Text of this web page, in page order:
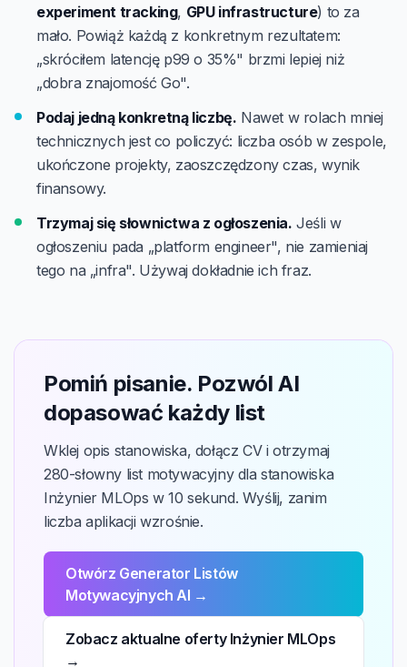
experiment tracking, GPU infrastructure) to za
mało. Powiąż każdą z konkretnym rezultatem:
„skróciłem latencję p99 o 35%" brzmi lepiej niż
„dobra znajomość Go".
Podaj jedną konkretną liczbę. Nawet w rolach mniej
technicznych jest co policzyć: liczba osób w zespole,
ukończone projekty, zaoszczędzony czas, wynik
finansowy.
Trzymaj się słownictwa z ogłoszenia. Jeśli w
ogłoszeniu pada „platform engineer", nie zamieniaj
tego na „infra". Używaj dokładnie ich fraz.
Pomiń pisanie. Pozwól AI
dopasować każdy list
Wklej opis stanowiska, dołącz CV i otrzymaj
280-słowny list motywacyjny dla stanowiska
Inżynier MLOps w 10 sekund. Wyślij, zanim
liczba aplikacji wzrośnie.
Otwórz Generator Listów
Motywacyjnych AI →
Zobacz aktualne oferty Inżynier MLOps
→